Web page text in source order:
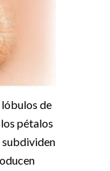
lóbulos de
pétalos
subdividen